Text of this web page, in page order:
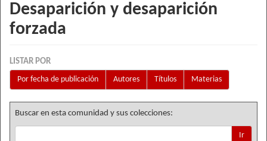
Desaparición y desaparición
forzada
LISTAR POR
Por fecha de publicación
Autores Títulos Materias
Buscar en esta comunidad y sus colecciones:
Ir